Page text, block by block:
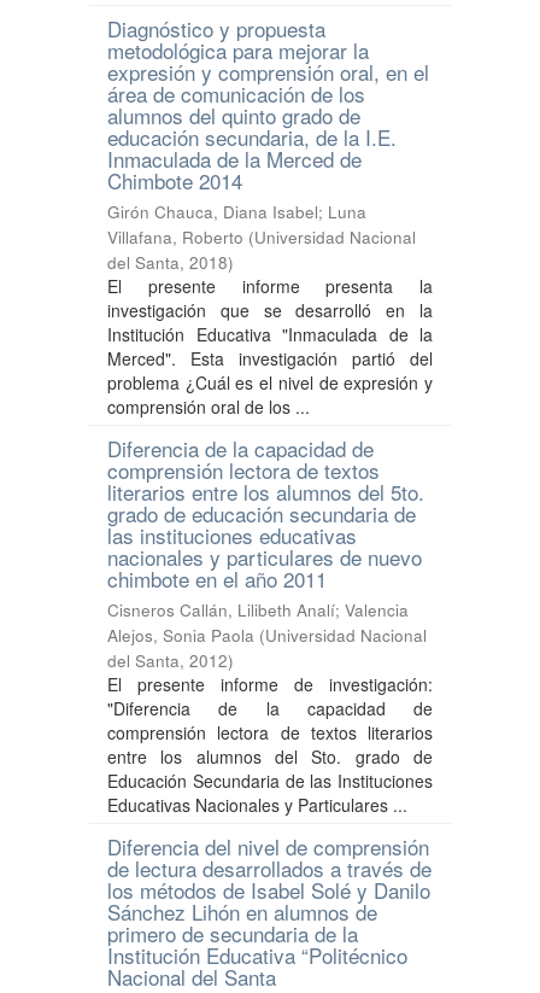
Diagnóstico y propuesta
metodológica para mejorar la
expresión y comprensión oral, en el
área de comunicación de los
alumnos del quinto grado de
educación secundaria, de la I.E.
Inmaculada de la Merced de
Chimbote 2014
Girón Chauca, Diana Isabel; Luna
Villafana, Roberto (Universidad Nacional
del Santa, 2018)
El presente informe presenta la
investigación que se desarrolló en la
Institución Educativa "Inmaculada de la
Merced". Esta investigación partió del
problema ¿Cuál es el nivel de expresión y
comprensión oral de los ...
Diferencia de la capacidad de
comprensión lectora de textos
literarios entre los alumnos del 5to.
grado de educación secundaria de
las instituciones educativas
nacionales y particulares de nuevo
chimbote en el año 2011
Cisneros Callán, Lilibeth Analí; Valencia
Alejos, Sonia Paola (Universidad Nacional
del Santa, 2012)
El presente informe de investigación:
"Diferencia de la capacidad de
comprensión lectora de textos literarios
entre los alumnos del Sto. grado de
Educación Secundaria de las Instituciones
Educativas Nacionales y Particulares ...
Diferencia del nivel de comprensión
de lectura desarrollados a través de
los métodos de Isabel Solé y Danilo
Sánchez Lihón en alumnos de
primero de secundaria de la
Institución Educativa “Politécnico
Nacional del Santa